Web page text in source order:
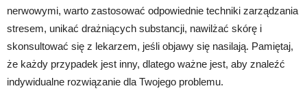
nerwowymi, warto zastosować odpowiednie techniki zarządzania
stresem, unikać drażniących substancji, nawilżać skórę i
skonsultować się z lekarzem, jeśli objawy się nasilają. Pamiętaj,
że każdy przypadek jest inny, dlatego ważne jest, aby znaleźć
indywidualne rozwiązanie dla Twojego problemu.